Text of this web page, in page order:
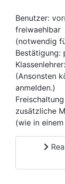
Benutzer:
(notwendig
Bestätigung:
(Ansonsten
anmelden.)
zusätzliche
(wie in